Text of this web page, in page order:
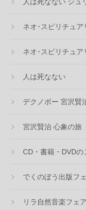
ネオ･スピリチュア
ネオ･スピリチュア
人は死なない
デクノボー 宮沢賢
宮沢賢治 心象の旅
CD・書籍・DVDの
でくのぼう出版フ
リラ自然音楽フェア